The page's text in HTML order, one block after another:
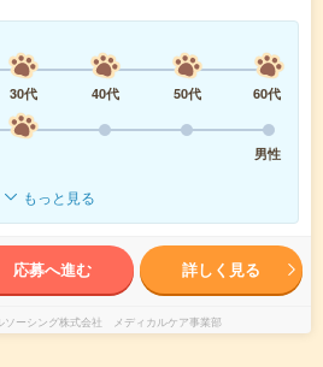
30代 40代 50代
60代
男性
もっと見る
応募へ進む 詳しく見る
ソーシング株式会社 メディカルケア事業部